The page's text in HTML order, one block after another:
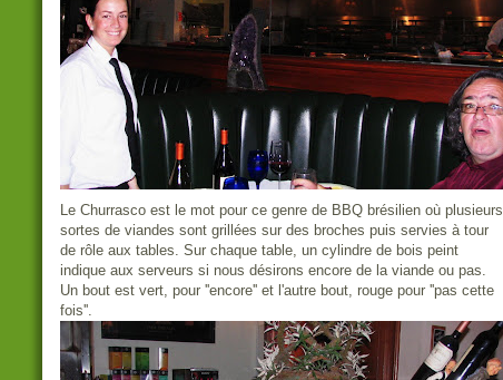
Le Churrasco est le mot pour ce genre de BBQ brésilien où plusieurs
sortes de viandes sont grillées sur des broches puis servies à tour
de rôle aux tables. Sur chaque table, un cylindre de bois peint
indique aux serveurs si nous désirons encore de la viande ou pas.
Un bout est vert, pour ''encore'' et l'autre bout, rouge pour ''pas cette
fois''.